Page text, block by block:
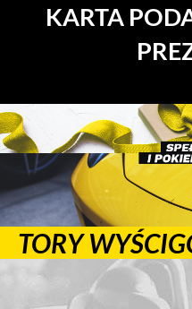
KARTA
TORY